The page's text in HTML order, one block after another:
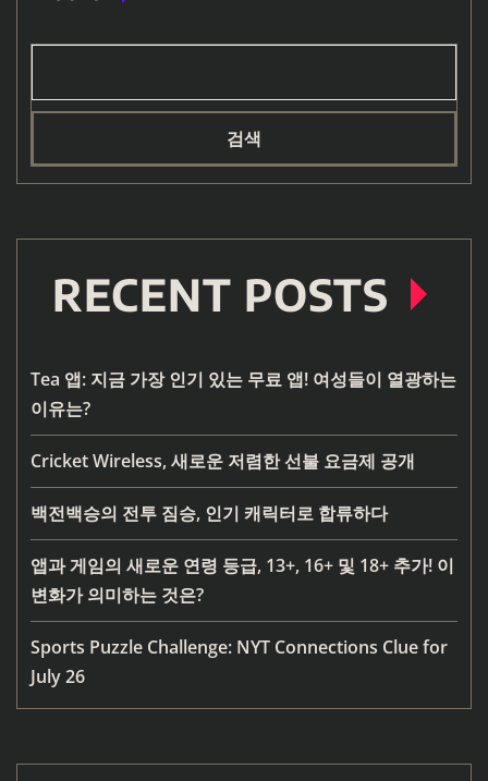
검색
RECENT POSTS
Tea 앱: 지금 가장 인기 있는 무료 앱! 여성들이 열광하는
이유는?
Cricket Wireless, 새로운 저렴한 선불 요금제 공개
백전백승의 전투 짐승, 인기 캐릭터로 합류하다
앱과 게임의 새로운 연령 등급, 13+, 16+ 및 18+ 추가! 이
변화가 의미하는 것은?
Sports Puzzle Challenge: NYT Connections Clue for
July 26